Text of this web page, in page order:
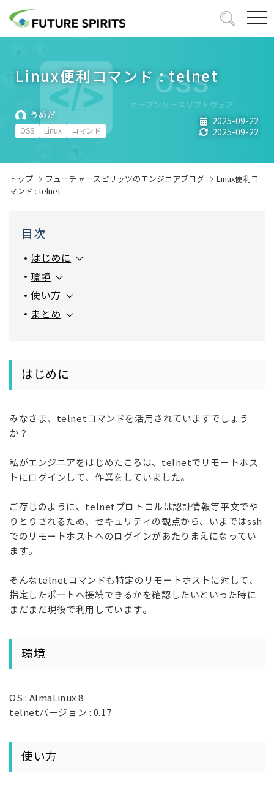
Linux便利コマンド : telnet
うめだ
OSS Linux コマンド
2025-09-22
2025-09-22
トップ フューチャースピリッツのエンジニアブログ
Linux便利コ
マンド : telnet
目次
はじめに
環境
使い方
まとめ
はじめに
みなさま、telnetコマンドを活用されていますでしょう
か？
私がエンジニアをはじめたころは、telnetでリモートホス
トにログインして、作業をしていました。
ご存じのように、telnetプロトコルは認証情報等平文でや
りとりされるため、セキュリティの観点から、いまではssh
でのリモートホストへのログインがあたりまえになってい
ます。
そんなtelnetコマンドも特定のリモートホストに対して、
指定したポートへ接続できるかを確認したいといった時に
まだまだ現役で利用しています。
環境
OS : AlmaLinux 8
telnetバージョン : 0.17
使い方